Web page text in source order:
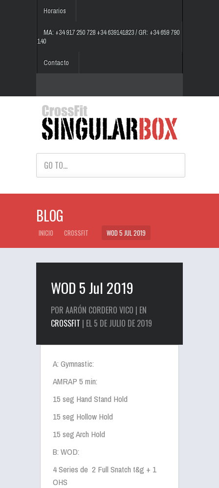
Horarios
MA: +34 917 250 728 +34 639141823 / GR: +34 659 790
140
Contacto
GO TO...
BLOG
INICIO CROSSFIT WOD 5 JUL 2019
WOD 5 Jul 2019
POR AARÓN CORDERO VICO | EN
CROSSFIT | EL 5 DE JULIO DE 2019
A: Gymnastic:
AMRAP 5 min:
15 seg Hand Stand Hold
15 seg Hollow Hold
15 seg Arch Hold
B: WOD:
4 Series de 2 Full Snatch t&g + 1
OHS